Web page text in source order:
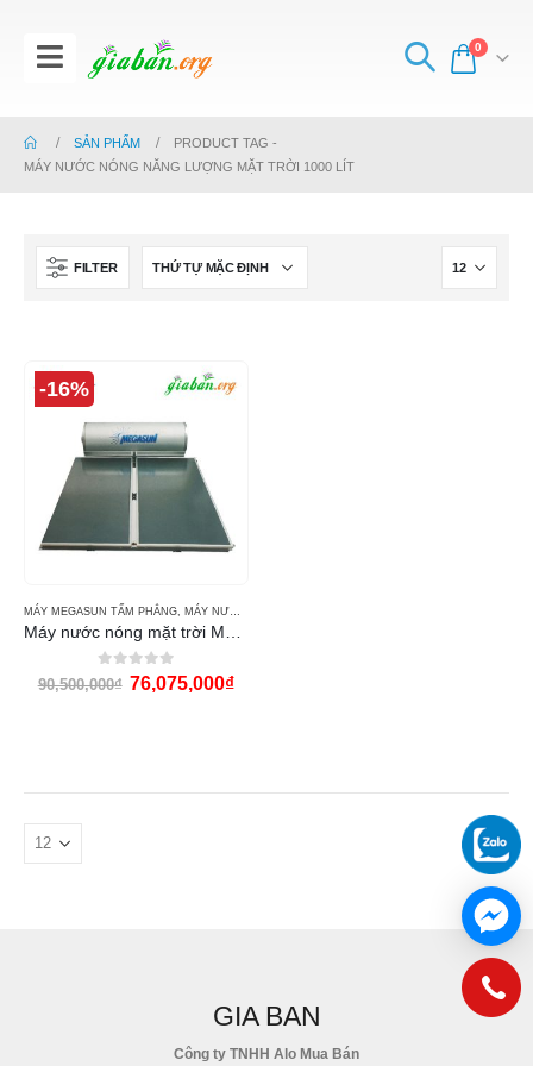
0
SẢN PHẨM
PRODUCT TAG -
MÁY NƯỚC NÓNG NĂNG LƯỢNG MẶT TRỜI 1000 LÍT
FILTER
-16%
MÁY MEGASUN TẤM PHẲNG MÁY NƯỚC NÓNG MẶT TRỜI MEGASUN
0 out of 5
90,500,000₫ 76,075,000₫
GIA BAN
Công ty TNHH Alo Mua Bán